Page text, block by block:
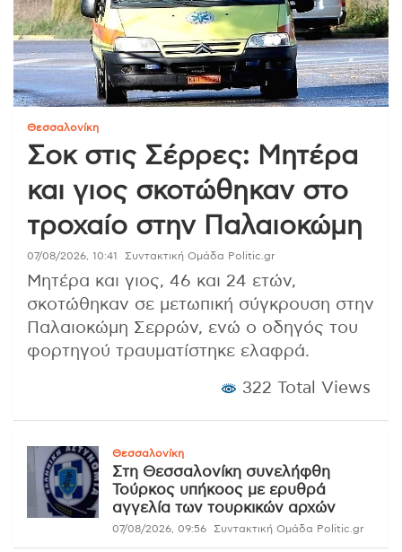
Θεσσαλονίκη
Σοκ στις Σέρρες: Μητέρα
και γιος σκοτώθηκαν στο
τροχαίο στην Παλαιοκώμη
07/08/2026, 10:41 Συντακτική Ομάδα Politic.gr
Μητέρα και γιος, 46 και 24 ετών,
σκοτώθηκαν σε μετωπική σύγκρουση στην
Παλαιοκώμη Σερρών, ενώ ο οδηγός του
φορτηγού τραυματίστηκε ελαφρά.
322 Total Views
Θεσσαλονίκη
Στη Θεσσαλονίκη συνελήφθη
Τούρκος υπήκοος με ερυθρά
αγγελία των τουρκικών αρχών
07/08/2026, 09:56 Συντακτική Ομάδα Politic.gr